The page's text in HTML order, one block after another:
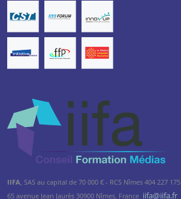
IIFA, SAS au capital de 70 000 € - RCS Nîmes 404 227 175
65 avenue Jean Jaurès 30900 Nîmes, France iifa@iifa.fr